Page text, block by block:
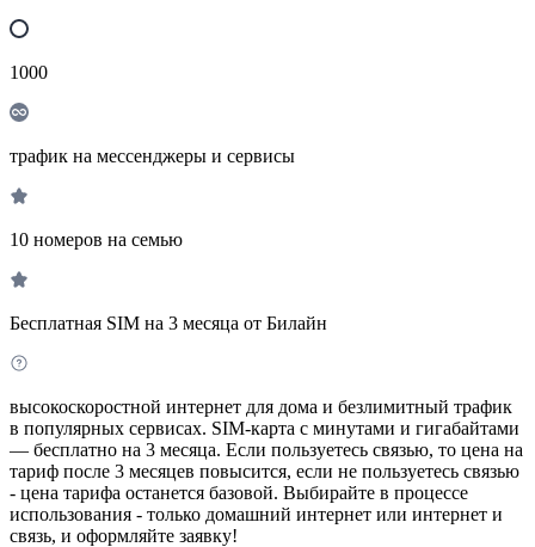
1000
трафик на мессенджеры и сервисы
10 номеров на семью
Бесплатная SIM на 3 месяца от Билайн
высокоскоростной интернет для дома и безлимитный трафик
в популярных сервисах. SIM-карта с минутами и гигабайтами
— бесплатно на 3 месяца. Если пользуетесь связью, то цена на
тариф после 3 месяцев повысится, если не пользуетесь связью
- цена тарифа останется базовой. Выбирайте в процессе
использования - только домашний интернет или интернет и
связь, и оформляйте заявку!